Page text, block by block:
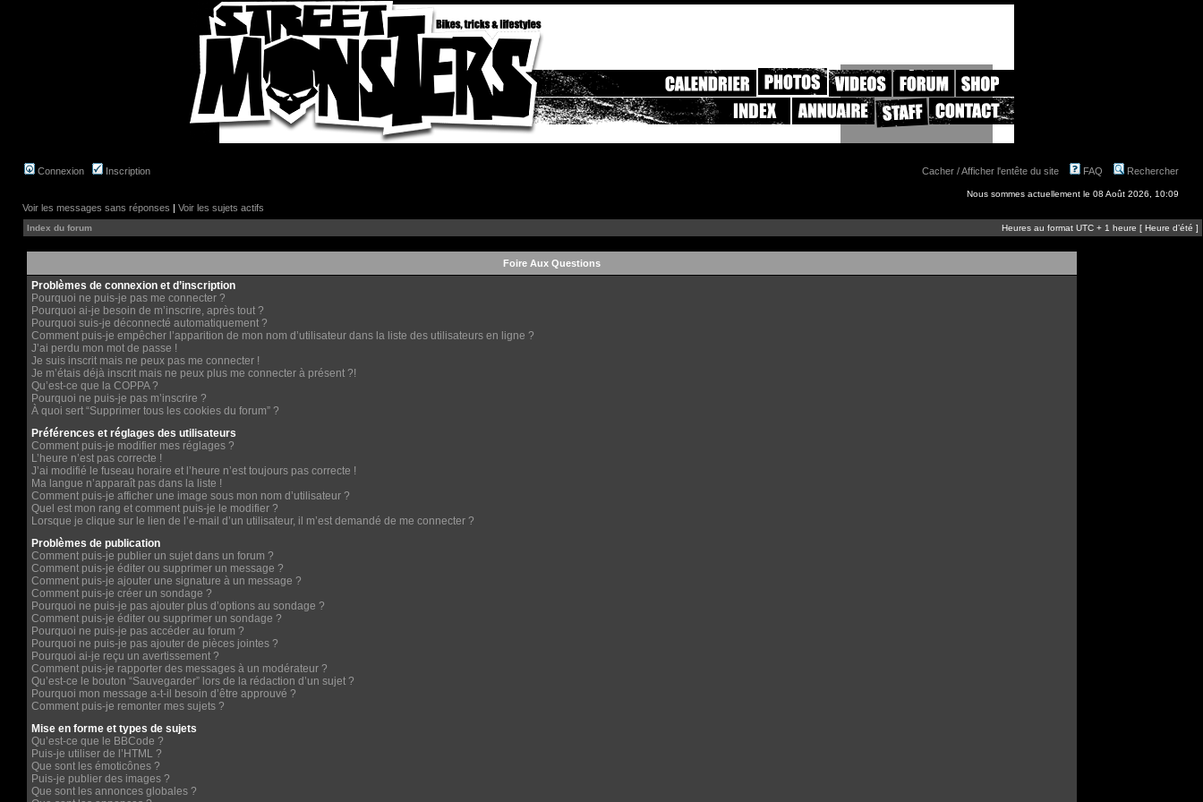
Connexion Inscription Cacher / Afficher l'entête du site FAQ Rechercher
Nous sommes actuellement le 08 Août 2026, 10:09
Voir les messages sans réponses | Voir les sujets actifs
Index du forum Heures au format UTC + 1 heure [ Heure d’été ]
Foire Aux Questions
Problèmes de connexion et d’inscription
Pourquoi ne puis-je pas me connecter ?
Pourquoi ai-je besoin de m’inscrire, après tout ?
Pourquoi suis-je déconnecté automatiquement ?
Comment puis-je empêcher l’apparition de mon nom d’utilisateur dans la liste des utilisateurs en ligne ?
J’ai perdu mon mot de passe !
Je suis inscrit mais ne peux pas me connecter !
Je m’étais déjà inscrit mais ne peux plus me connecter à présent ?!
Qu’est-ce que la COPPA ?
Pourquoi ne puis-je pas m’inscrire ?
À quoi sert “Supprimer tous les cookies du forum” ?
Préférences et réglages des utilisateurs
Comment puis-je modifier mes réglages ?
L’heure n’est pas correcte !
J’ai modifié le fuseau horaire et l’heure n’est toujours pas correcte !
Ma langue n’apparaît pas dans la liste !
Comment puis-je afficher une image sous mon nom d’utilisateur ?
Quel est mon rang et comment puis-je le modifier ?
Lorsque je clique sur le lien de l’e-mail d’un utilisateur, il m’est demandé de me connecter ?
Problèmes de publication
Comment puis-je publier un sujet dans un forum ?
Comment puis-je éditer ou supprimer un message ?
Comment puis-je ajouter une signature à un message ?
Comment puis-je créer un sondage ?
Pourquoi ne puis-je pas ajouter plus d’options au sondage ?
Comment puis-je éditer ou supprimer un sondage ?
Pourquoi ne puis-je pas accéder au forum ?
Pourquoi ne puis-je pas ajouter de pièces jointes ?
Pourquoi ai-je reçu un avertissement ?
Comment puis-je rapporter des messages à un modérateur ?
Qu’est-ce le bouton “Sauvegarder” lors de la rédaction d’un sujet ?
Pourquoi mon message a-t-il besoin d’être approuvé ?
Comment puis-je remonter mes sujets ?
Mise en forme et types de sujets
Qu’est-ce que le BBCode ?
Puis-je utiliser de l’HTML ?
Que sont les émoticônes ?
Puis-je publier des images ?
Que sont les annonces globales ?